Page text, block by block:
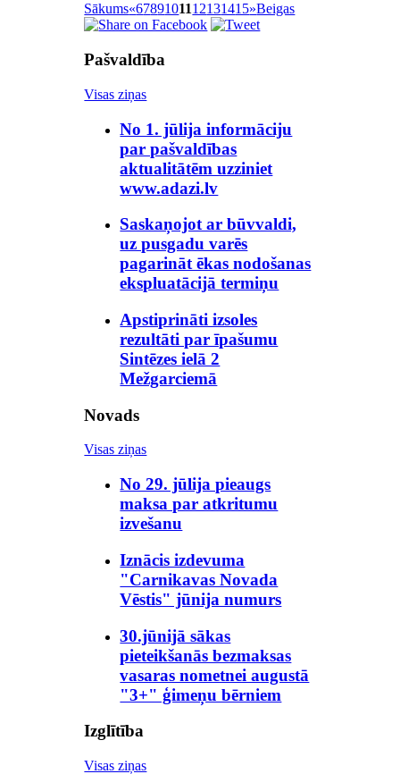
Sākums«6789101112131415»Beigas
Pašvaldība
Visas ziņas
No 1. jūlija informāciju
par pašvaldības
aktualitātēm uzziniet
www.adazi.lv
Saskaņojot ar būvvaldi,
uz pusgadu varēs
pagarināt ēkas nodošanas
ekspluatācijā termiņu
Apstiprināti izsoles
rezultāti par īpašumu
Sintēzes ielā 2
Mežgarciemā
Novads
Visas ziņas
No 29. jūlija pieaugs
maksa par atkritumu
izvešanu
Iznācis izdevuma
"Carnikavas Novada
Vēstis" jūnija numurs
30.jūnijā sākas
pieteikšanās bezmaksas
vasaras nometnei augustā
"3+" ģimeņu bērniem
Izglītība
Visas ziņas